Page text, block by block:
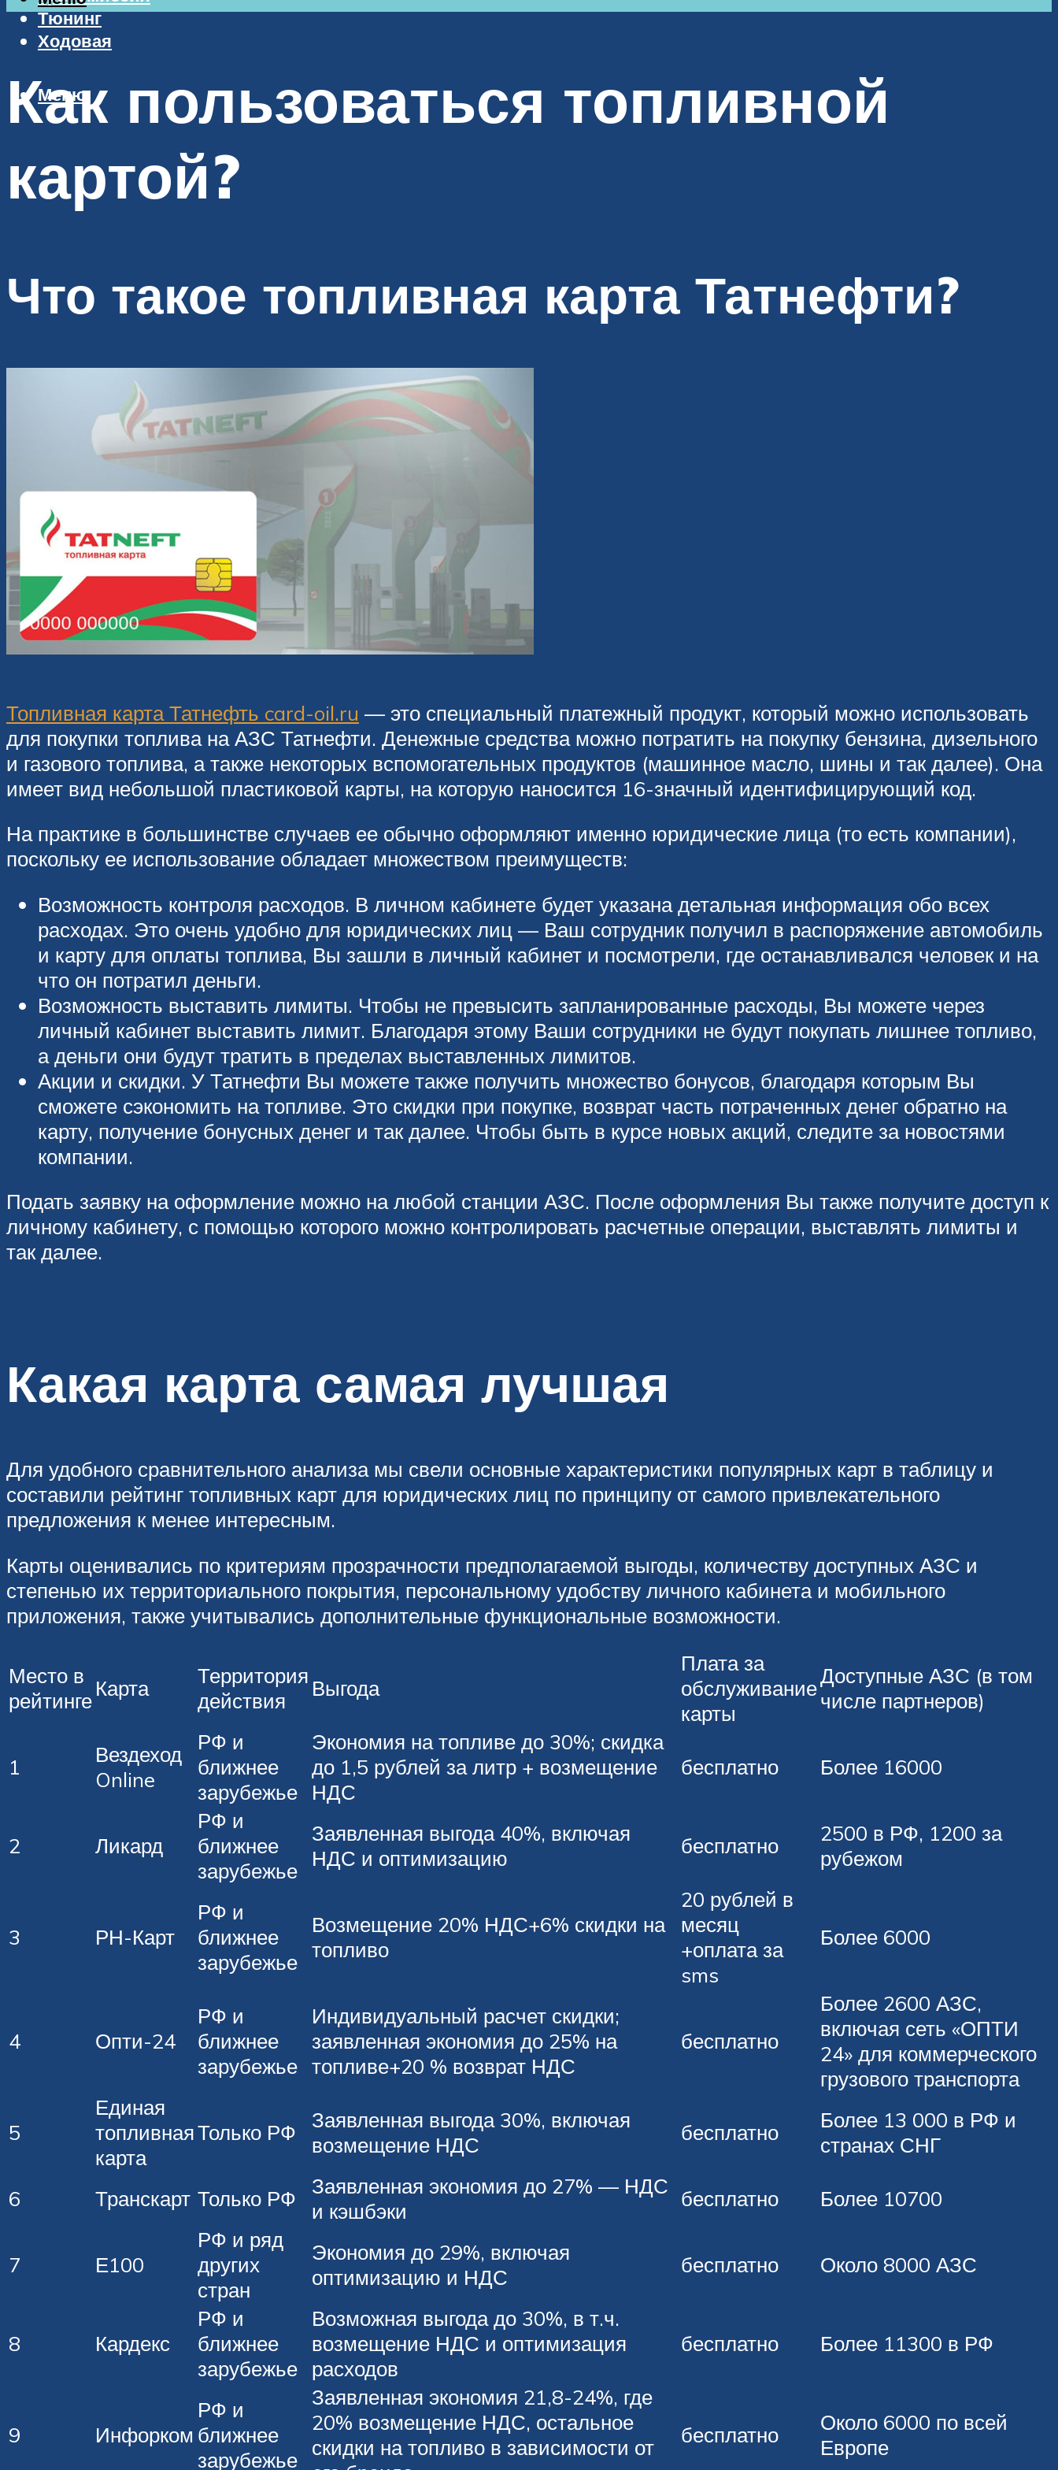
Тюнинг
Ходовая
Меню
Как пользоваться топливной
картой?
Что такое топливная карта Татнефти?
Топливная карта Татнефть card-oil.ru — это специальный платежный продукт, который можно использовать
для покупки топлива на АЗС Татнефти. Денежные средства можно потратить на покупку бензина, дизельного
и газового топлива, а также некоторых вспомогательных продуктов (машинное масло, шины и так далее). Она
имеет вид небольшой пластиковой карты, на которую наносится 16-значный идентифицирующий код.
На практике в большинстве случаев ее обычно оформляют именно юридические лица (то есть компании),
поскольку ее использование обладает множеством преимуществ:
Возможность контроля расходов. В личном кабинете будет указана детальная информация обо всех
расходах. Это очень удобно для юридических лиц — Ваш сотрудник получил в распоряжение автомобиль
и карту для оплаты топлива, Вы зашли в личный кабинет и посмотрели, где останавливался человек и на
что он потратил деньги.
Возможность выставить лимиты. Чтобы не превысить запланированные расходы, Вы можете через
личный кабинет выставить лимит. Благодаря этому Ваши сотрудники не будут покупать лишнее топливо,
а деньги они будут тратить в пределах выставленных лимитов.
Акции и скидки. У Татнефти Вы можете также получить множество бонусов, благодаря которым Вы
сможете сэкономить на топливе. Это скидки при покупке, возврат часть потраченных денег обратно на
карту, получение бонусных денег и так далее. Чтобы быть в курсе новых акций, следите за новостями
компании.
Подать заявку на оформление можно на любой станции АЗС. После оформления Вы также получите доступ к
личному кабинету, с помощью которого можно контролировать расчетные операции, выставлять лимиты и
так далее.
Какая карта самая лучшая
Для удобного сравнительного анализа мы свели основные характеристики популярных карт в таблицу и
составили рейтинг топливных карт для юридических лиц по принципу от самого привлекательного
предложения к менее интересным.
Карты оценивались по критериям прозрачности предполагаемой выгоды, количеству доступных АЗС и
степенью их территориального покрытия, персональному удобству личного кабинета и мобильного
приложения, также учитывались дополнительные функциональные возможности.
Место в
рейтингеКарта
Территория
действия
Выгода
Плата за
обслуживание
карты
Доступные АЗС (в том
числе партнеров)
1
Вездеход
Online
РФ и
ближнее
зарубежье
Экономия на топливе до 30%; скидка
до 1,5 рублей за литр + возмещение
НДС
бесплатно Более 16000
2 Ликард
РФ и
ближнее
зарубежье
Заявленная выгода 40%, включая
НДС и оптимизацию
бесплатно
2500 в РФ, 1200 за
рубежом
3 РН-Карт
РФ и
ближнее
зарубежье
Возмещение 20% НДС+6% скидки на
топливо
20 рублей в
месяц
+оплата за
sms
Более 6000
4 Опти-24
РФ и
ближнее
зарубежье
Индивидуальный расчет скидки;
заявленная экономия до 25% на
топливе+20 % возврат НДС
бесплатно
Более 2600 АЗС,
включая сеть «ОПТИ
24» для коммерческого
грузового транспорта
5
Единая
топливная
карта
Только РФ
Заявленная выгода 30%, включая
возмещение НДС
бесплатно
Более 13 000 в РФ и
странах СНГ
6 Транскарт Только РФ
Заявленная экономия до 27% — НДС
и кэшбэки
бесплатно Более 10700
7 Е100
РФ и ряд
других
стран
Экономия до 29%, включая
оптимизацию и НДС
бесплатно Около 8000 АЗС
8 Кардекс
РФ и
ближнее
зарубежье
Возможная выгода до 30%, в т.ч.
возмещение НДС и оптимизация
расходов
бесплатно Более 11300 в РФ
9 Инфорком
РФ и
ближнее
зарубежье
Заявленная экономия 21,8-24%, где
20% возмещение НДС, остальное
скидки на топливо в зависимости от
бесплатно
Около 6000 по всей
Европе